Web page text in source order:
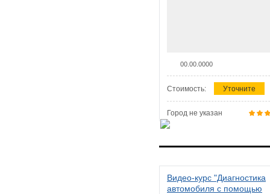
00.00.0000
Стоимость: Уточните
Город не указан
Видео-курс "Диагностика
автомобиля с помощью